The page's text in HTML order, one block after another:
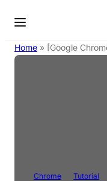
Home » [Google
Chrome Tutorial